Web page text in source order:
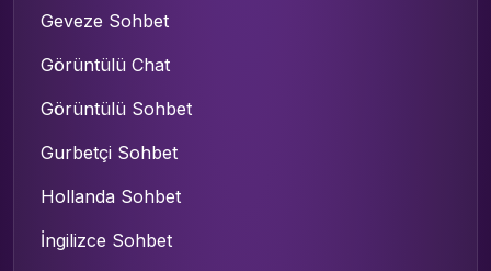
Geveze Sohbet
Görüntülü Chat
Görüntülü Sohbet
Gurbetçi Sohbet
Hollanda Sohbet
İngilizce Sohbet